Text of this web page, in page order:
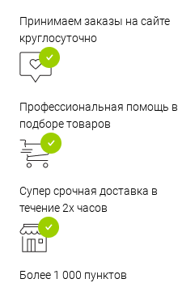
Принимаем заказы на сайте
круглосуточно
Профессиональная помощь в
подборе товаров
Супер срочная доставка в
течение 2х часов
Более 1 000 пунктов